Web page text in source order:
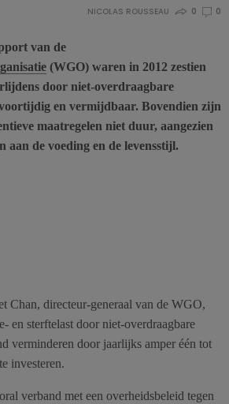
NICOLAS ROUSSEAU 0 0
van de
(WGO) waren in 2012 zestien
door niet-overdraagbare
en vermijdbaar. Bovendien zijn
maatregelen niet duur, aangezien
aan de voeding en de levensstijl.
Chan, directeur-generaal van de WGO,
en sterftelast door niet-overdraagbare
verminderen door jaarlijks amper één tot
investeren.
verband met een overheidsbeleid tegen